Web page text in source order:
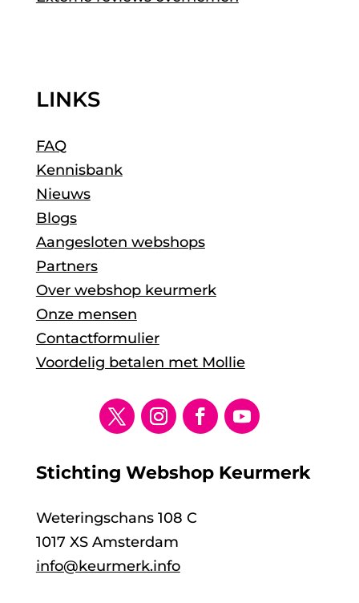
LINKS
FAQ
Kennisbank
Nieuws
Blogs
Aangesloten webshops
Partners
Over webshop keurmerk
Onze mensen
Contactformulier
Voordelig betalen met Mollie
Stichting Webshop Keurmerk
Weteringschans 108 C
1017 XS Amsterdam
info@keurmerk.info